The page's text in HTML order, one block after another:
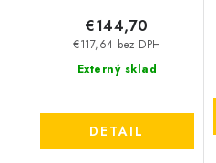
Externý sklad
€117,64 bez DPH
€144,70
DETAIL